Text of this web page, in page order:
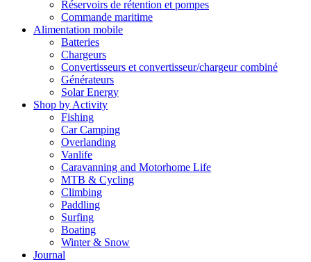
Réservoirs de rétention et pompes
Commande maritime
Alimentation mobile
Batteries
Chargeurs
Convertisseurs et convertisseur/chargeur combiné
Générateurs
Solar Energy
Shop by Activity
Fishing
Car Camping
Overlanding
Vanlife
Caravanning and Motorhome Life
MTB & Cycling
Climbing
Paddling
Surfing
Boating
Winter & Snow
Journal